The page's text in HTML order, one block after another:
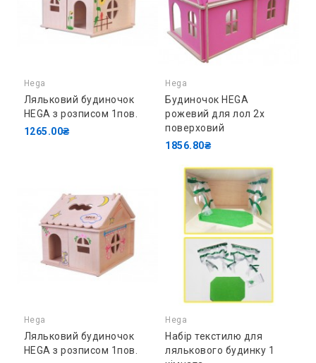
Hega
Ляльковий будиночок
HEGA з розписом 1пов.
1265.00₴
Hega
Будиночок HEGA
рожевий для лол 2х
поверховий
1856.80₴
Hega
Ляльковий будиночок
HEGA з розписом 1пов.
Hega
Набір текстилю для
лялькового будинку 1